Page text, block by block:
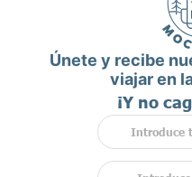
Únete y recibe
viajar en
¡Y no